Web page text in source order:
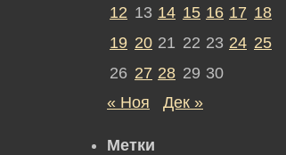
12 13 14 15 16 17 18
19 20 21 22 23 24 25
26 27 28 29 30
« Ноя
Дек »
Метки